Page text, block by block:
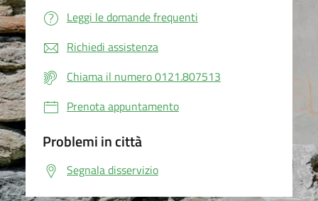
Leggi le domande frequenti
Richiedi assistenza
Chiama il numero 0121.807513
Prenota appuntamento
Problemi in città
Segnala disservizio